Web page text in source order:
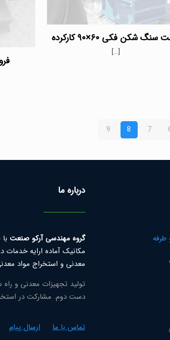
سنگ شکن فکی ۶۰×۹۰ کارکرده
[…]
7
8
9
طرفه
درباره ما
گروه مهندسی آرکو صنعت
مکانیک آماده ارایه
معدنی و استخراج مواد
تولید تجهیزات معدنی و
دست دوم. مشارکت در
تماس با ما ارسال پیام